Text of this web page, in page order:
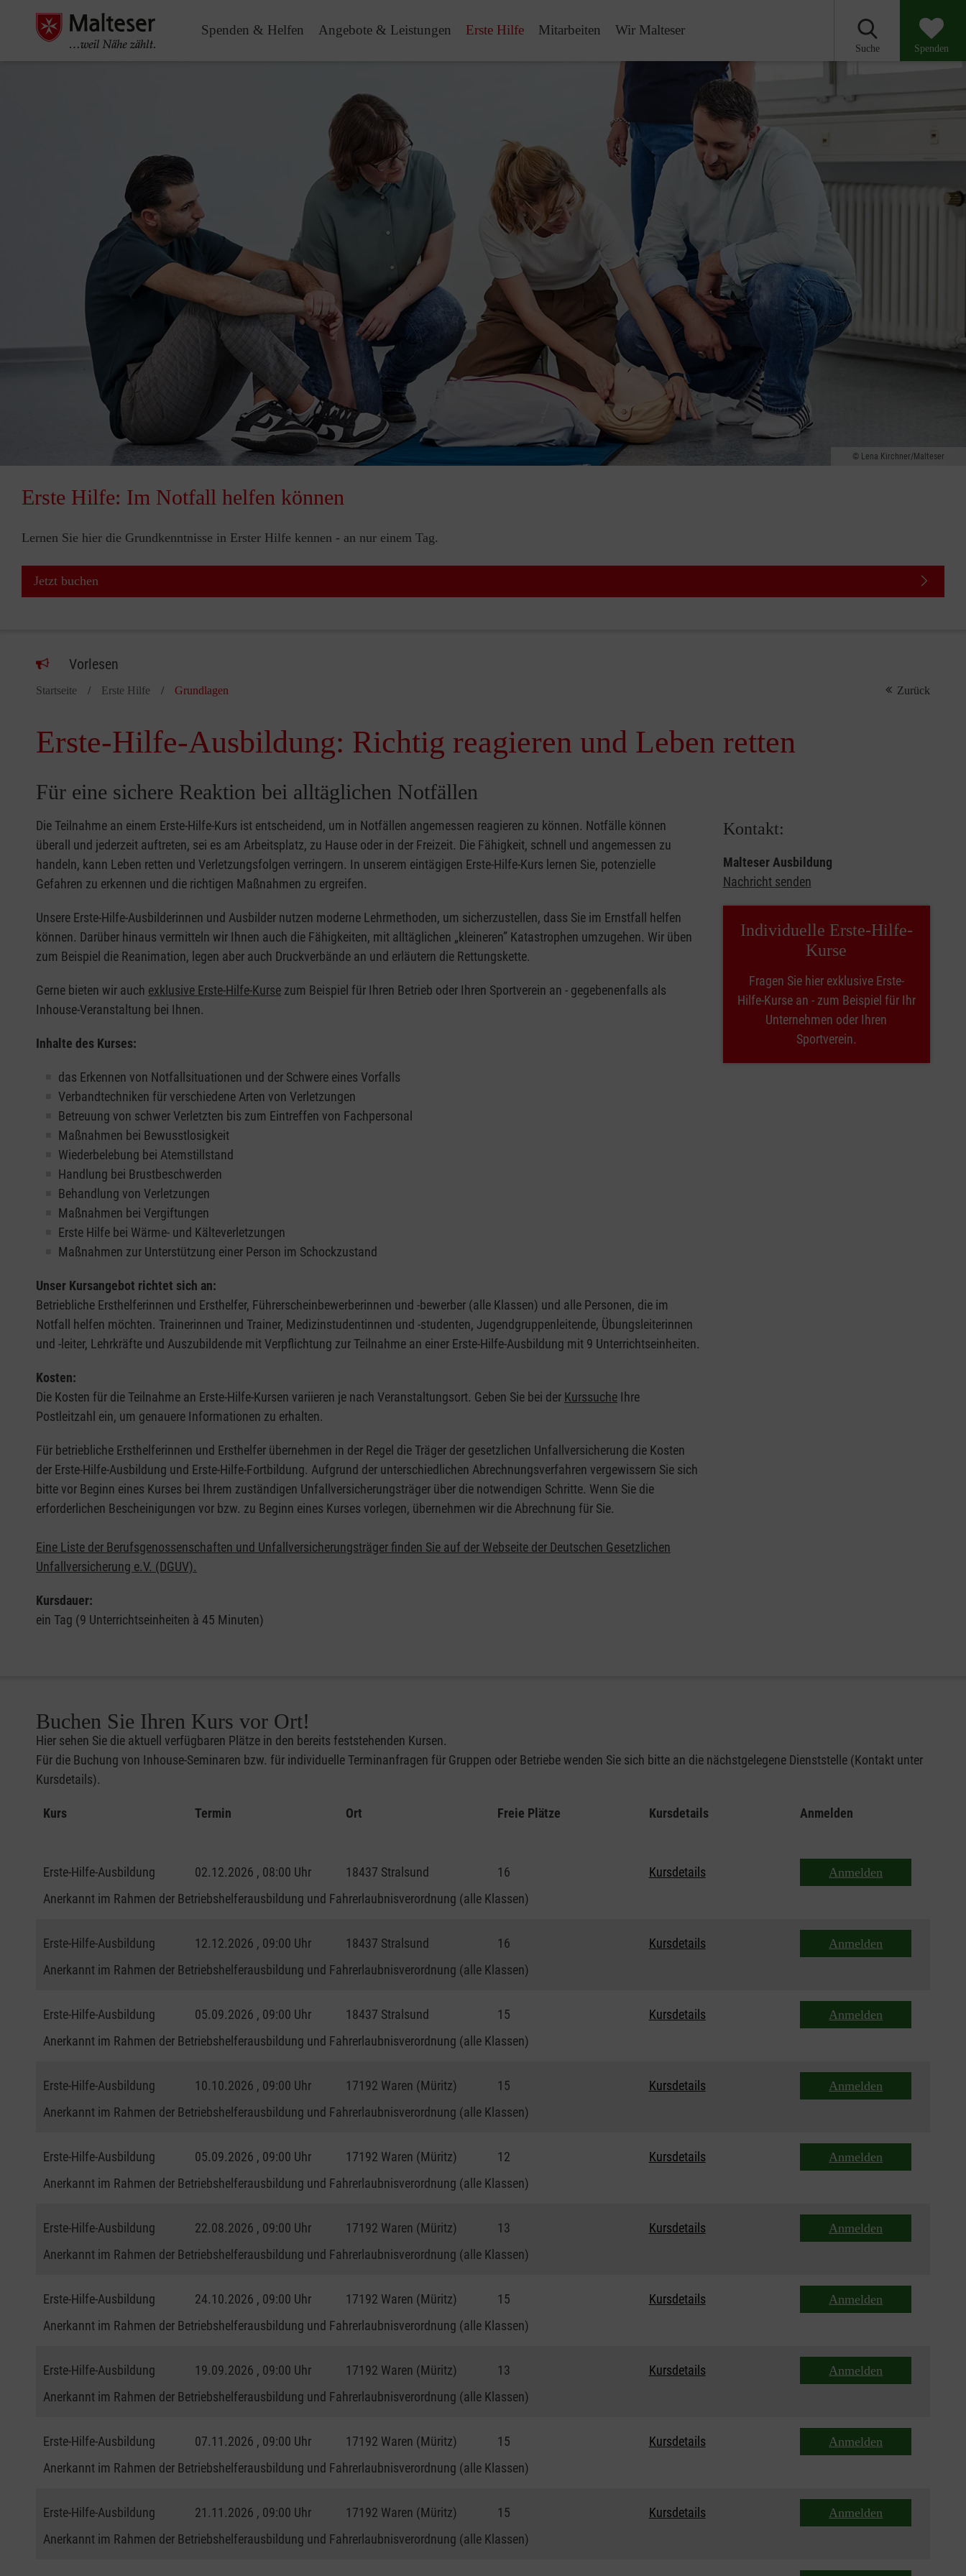
Spenden & Helfen Angebote & Leistungen Erste Hilfe Mitarbeiten Wir Malteser
Suche Spenden
Lena Kirchner/Malteser
Erste Hilfe: Im Notfall helfen können
Lernen Sie hier die Grundkenntnisse in Erster Hilfe kennen - an nur einem Tag.
Jetzt buchen
Vorlesen
Startseite Erste Hilfe Grundlagen Zurück
Erste-Hilfe-Ausbildung: Richtig reagieren und Leben retten
Für eine sichere Reaktion bei alltäglichen Notfällen
Die Teilnahme an einem Erste-Hilfe-Kurs ist entscheidend, um in Notfällen angemessen reagieren zu können. Notfälle können
überall und jederzeit auftreten, sei es am Arbeitsplatz, zu Hause oder in der Freizeit. Die Fähigkeit, schnell und angemessen zu
handeln, kann Leben retten und Verletzungsfolgen verringern. In unserem eintägigen Erste-Hilfe-Kurs lernen Sie, potenzielle
Gefahren zu erkennen und die richtigen Maßnahmen zu ergreifen.
Unsere Erste-Hilfe-Ausbilderinnen und Ausbilder nutzen moderne Lehrmethoden, um sicherzustellen, dass Sie im Ernstfall helfen
können. Darüber hinaus vermitteln wir Ihnen auch die Fähigkeiten, mit alltäglichen „kleineren” Katastrophen umzugehen. Wir üben
zum Beispiel die Reanimation, legen aber auch Druckverbände an und erläutern die Rettungskette.
Gerne bieten wir auch exklusive Erste-Hilfe-Kurse zum Beispiel für Ihren Betrieb oder Ihren Sportverein an - gegebenenfalls als
Inhouse-Veranstaltung bei Ihnen.
Inhalte des Kurses:
das Erkennen von Notfallsituationen und der Schwere eines Vorfalls
Verbandtechniken für verschiedene Arten von Verletzungen
Betreuung von schwer Verletzten bis zum Eintreffen von Fachpersonal
Maßnahmen bei Bewusstlosigkeit
Wiederbelebung bei Atemstillstand
Handlung bei Brustbeschwerden
Behandlung von Verletzungen
Maßnahmen bei Vergiftungen
Erste Hilfe bei Wärme- und Kälteverletzungen
Maßnahmen zur Unterstützung einer Person im Schockzustand
Unser Kursangebot richtet sich an:
Betriebliche Ersthelferinnen und Ersthelfer, Führerscheinbewerberinnen und -bewerber (alle Klassen) und alle Personen, die im
Notfall helfen möchten. Trainerinnen und Trainer, Medizinstudentinnen und -studenten, Jugendgruppenleitende, Übungsleiterinnen
und -leiter, Lehrkräfte und Auszubildende mit Verpflichtung zur Teilnahme an einer Erste-Hilfe-Ausbildung mit 9 Unterrichtseinheiten.
Kosten:
Die Kosten für die Teilnahme an Erste-Hilfe-Kursen variieren je nach Veranstaltungsort. Geben Sie bei der Kurssuche Ihre
Postleitzahl ein, um genauere Informationen zu erhalten.
Für betriebliche Ersthelferinnen und Ersthelfer übernehmen in der Regel die Träger der gesetzlichen Unfallversicherung die Kosten
der Erste-Hilfe-Ausbildung und Erste-Hilfe-Fortbildung. Aufgrund der unterschiedlichen Abrechnungsverfahren vergewissern Sie sich
bitte vor Beginn eines Kurses bei Ihrem zuständigen Unfallversicherungsträger über die notwendigen Schritte. Wenn Sie die
erforderlichen Bescheinigungen vor bzw. zu Beginn eines Kurses vorlegen, übernehmen wir die Abrechnung für Sie.
Eine Liste der Berufsgenossenschaften und Unfallversicherungsträger finden Sie auf der Webseite der Deutschen Gesetzlichen
Unfallversicherung e.V. (DGUV).
Kursdauer:
ein Tag (9 Unterrichtseinheiten à 45 Minuten)
Kontakt:
Malteser Ausbildung
Nachricht senden
Individuelle Erste-Hilfe-
Kurse
Fragen Sie hier exklusive Erste-
Hilfe-Kurse an - zum Beispiel für Ihr
Unternehmen oder Ihren
Sportverein.
Buchen Sie Ihren Kurs vor Ort!
Hier sehen Sie die aktuell verfügbaren Plätze in den bereits feststehenden Kursen.
Für die Buchung von Inhouse-Seminaren bzw. für individuelle Terminanfragen für Gruppen oder Betriebe wenden Sie sich bitte an die nächstgelegene Dienststelle (Kontakt unter
Kursdetails).
Kurs Termin Ort Freie Plätze Kursdetails Anmelden
Erste-Hilfe-Ausbildung 02.12.2026 , 08:00 Uhr 18437 Stralsund 16 Kursdetails Anmelden
Anerkannt im Rahmen der Betriebshelferausbildung und Fahrerlaubnisverordnung (alle Klassen)
Erste-Hilfe-Ausbildung 12.12.2026 , 09:00 Uhr 18437 Stralsund 16 Kursdetails Anmelden
Anerkannt im Rahmen der Betriebshelferausbildung und Fahrerlaubnisverordnung (alle Klassen)
Erste-Hilfe-Ausbildung 05.09.2026 , 09:00 Uhr 18437 Stralsund 15 Kursdetails Anmelden
Anerkannt im Rahmen der Betriebshelferausbildung und Fahrerlaubnisverordnung (alle Klassen)
Erste-Hilfe-Ausbildung 10.10.2026 , 09:00 Uhr 17192 Waren (Müritz) 15 Kursdetails Anmelden
Anerkannt im Rahmen der Betriebshelferausbildung und Fahrerlaubnisverordnung (alle Klassen)
Erste-Hilfe-Ausbildung 05.09.2026 , 09:00 Uhr 17192 Waren (Müritz) 12 Kursdetails Anmelden
Anerkannt im Rahmen der Betriebshelferausbildung und Fahrerlaubnisverordnung (alle Klassen)
Erste-Hilfe-Ausbildung 22.08.2026 , 09:00 Uhr 17192 Waren (Müritz) 13 Kursdetails Anmelden
Anerkannt im Rahmen der Betriebshelferausbildung und Fahrerlaubnisverordnung (alle Klassen)
Erste-Hilfe-Ausbildung 24.10.2026 , 09:00 Uhr 17192 Waren (Müritz) 15 Kursdetails Anmelden
Anerkannt im Rahmen der Betriebshelferausbildung und Fahrerlaubnisverordnung (alle Klassen)
Erste-Hilfe-Ausbildung 19.09.2026 , 09:00 Uhr 17192 Waren (Müritz) 13 Kursdetails Anmelden
Anerkannt im Rahmen der Betriebshelferausbildung und Fahrerlaubnisverordnung (alle Klassen)
Erste-Hilfe-Ausbildung 07.11.2026 , 09:00 Uhr 17192 Waren (Müritz) 15 Kursdetails Anmelden
Anerkannt im Rahmen der Betriebshelferausbildung und Fahrerlaubnisverordnung (alle Klassen)
Erste-Hilfe-Ausbildung 21.11.2026 , 09:00 Uhr 17192 Waren (Müritz) 15 Kursdetails Anmelden
Anerkannt im Rahmen der Betriebshelferausbildung und Fahrerlaubnisverordnung (alle Klassen)